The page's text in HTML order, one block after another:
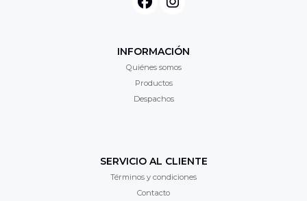
INFORMACIÓN
Quiénes somos
Productos
Despachos
SERVICIO AL CLIENTE
Términos y condiciones
Contacto